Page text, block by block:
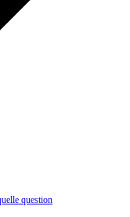
question